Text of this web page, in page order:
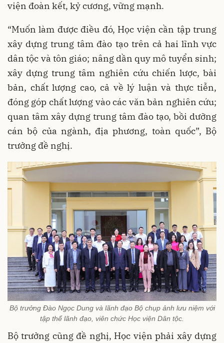
viện đoàn kết, kỷ cương, vững mạnh.
“Muốn làm được điều đó, Học viện cần tập trung
xây dựng trung tâm đào tạo trên cả hai lĩnh vực
dân tộc và tôn giáo; nâng dần quy mô tuyển sinh;
xây dựng trung tâm nghiên cứu chiến lược, bài
bản, chất lượng cao, cả về lý luận và thực tiễn,
đóng góp chất lượng vào các văn bản nghiên cứu;
quan tâm xây dựng trung tâm đào tạo, bồi dưỡng
cán bộ của ngành, địa phương, toàn quốc”, Bộ
trưởng đề nghị.
Bộ trưởng Đào Ngọc Dung và lãnh đạo Bộ chụp ảnh lưu niệm với
tập thể lãnh đạo, viên chức Học viện Dân tộc.
Bộ trưởng cũng đề nghị, Học viện phải xây dựng